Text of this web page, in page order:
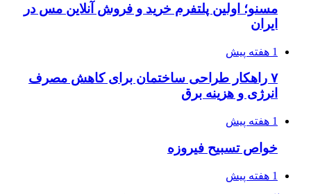
مسنو؛ اولین پلتفرم خرید و فروش آنلاین مس در
ایران
1 هفته پیش
۷ راهکار طراحی ساختمان برای کاهش مصرف
انرژی و هزینه برق
1 هفته پیش
خواص تسبیح فیروزه
1 هفته پیش